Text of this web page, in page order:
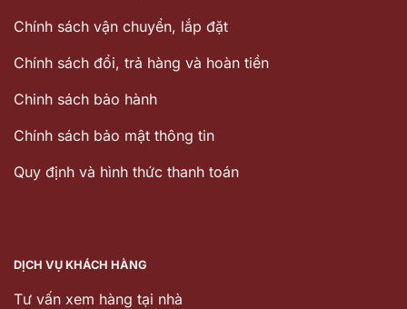
Chính sách vận chuyển, lắp đặt
Chính sách đổi, trả hàng và hoàn tiền
Chinh sách bảo hành
Chính sách bảo mật thông tin
Quy định và hình thức thanh toán
DỊCH VỤ KHÁCH HÀNG
Tư vấn xem hàng tại nhà